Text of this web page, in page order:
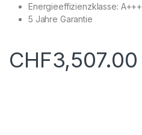
Energieeffizienzklasse: A+++
5 Jahre Garantie
CHF3,507.00